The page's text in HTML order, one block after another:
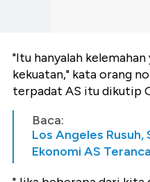
"Itu hanyalah
kekuatan," kata orang
terpadat AS itu dikutip
Baca:
Los Angeles
Ekonomi AS